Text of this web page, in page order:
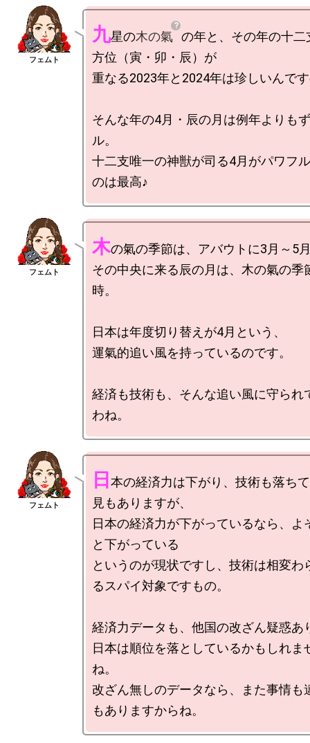
九星の木の氣 の年と、その年の十二
方位（寅・卯・辰）が
重なる2023年と2024年は珍しいんで
そんな年の4月・辰の月は例年よりも
ル。
十二支唯一の神獣が司る4月がパワフ
木の氣の季節は、アバウトに3月～5
その中央に来る辰の月は、木の氣の季
時。
日本は年度切り替えが4月という、
運氣的追い風を持っているのです。
経済も技術も、そんな追い風に守られ
日 本の経済力は下がり、技術も落ち
見もありますが、
日本の経済力が下がっているなら、よ
と下がっている
というのが現状ですし、技術は相変わ
るスパイ対象ですもの。
経済力データも、他国の改ざん疑惑あ
日本は順位を落としているかもしれま
ね。
改ざん無しのデータなら、また事情も